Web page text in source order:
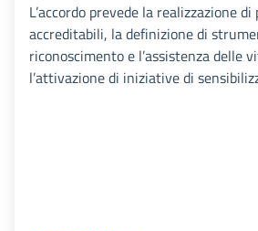
L’accordo prevede la realizzazione
accreditabili, la definizione di
riconoscimento e l’assistenza delle
l’attivazione di iniziative di